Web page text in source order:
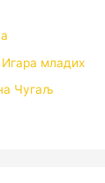
младих
Чугаљ